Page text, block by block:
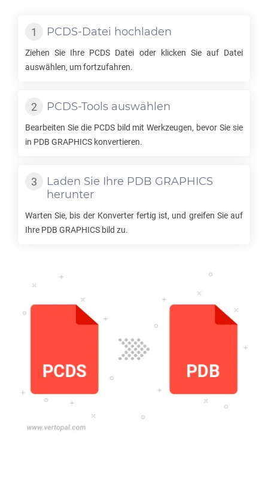
PCDS-Datei hochladen
Ziehen Sie Ihre PCDS Datei oder klicken Sie auf Datei
auswählen, um fortzufahren.
PCDS-Tools auswählen
Bearbeiten Sie die PCDSbild mit Werkzeugen, bevor Sie sie
in PDB GRAPHICS konvertieren.
Laden Sie Ihre PDB GRAPHICS
herunter
Warten Sie, bis der Konverter fertig ist, und greifen Sie auf
Ihre PDB GRAPHICS bild zu.